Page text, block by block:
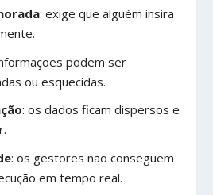
: exige que alguém insira
podem ser
ou esquecidas.
: os dados ficam dispersos e
: os gestores não conseguem
em tempo real.